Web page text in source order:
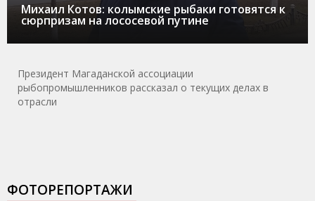
Михаил Котов: колымские рыбаки готовятся к
сюрпризам на лососевой путине
Президент Магаданской ассоциации
рыбопромышленников рассказал о текущих делах в
отрасли
ФОТОРЕПОРТАЖИ